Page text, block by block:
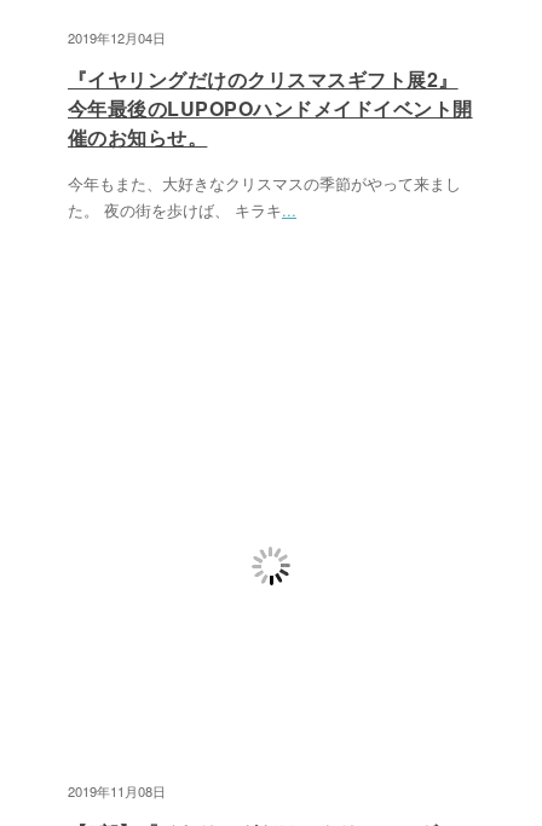
2019年12月04日
『イヤリングだけのクリスマスギフト展2』
今年最後のLUPOPOハンドメイドイベント開
催のお知らせ。
今年もまた、大好きなクリスマスの季節がやって来まし
た。 夜の街を歩けば、 キラキ...
2019年11月08日